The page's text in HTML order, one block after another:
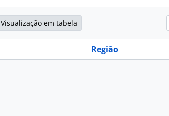
Visualização em tabela
Região